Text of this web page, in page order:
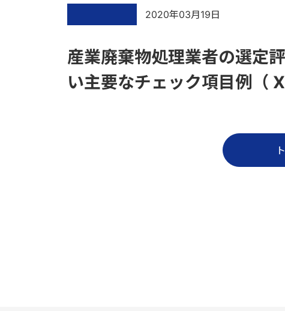
産業廃棄物処理業者の選定
い主要なチェック項目例（
2020年03月19日